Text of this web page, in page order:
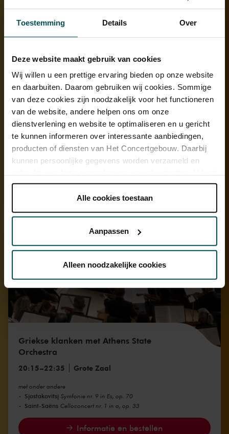
Toestemming Details Over
Deze website maakt gebruik van cookies
Wij willen u een prettige ervaring bieden op onze website
en daarbuiten. Daarom gebruiken wij cookies. Sommige
van deze cookies zijn noodzakelijk voor het functioneren
van de website, andere helpen ons om onze
dienstverlening en website te optimaliseren en u gericht
te kunnen informeren over interessante aanbiedingen,
producten of diensten van Het Concertgebouw. Daarbij
kunnen persoonlijke gegevens worden verzameld en
onder 'aanpassen' zelf welke cookies wij mogen
Lees onze cookieverklaring hier. Lees onze
Via decookieverklaringop onze website kunt u uw
We werken samen met 32 derden
die uw gegevens
kunnen ontvangen en verwerken.
Alle cookies toestaan
Aanpassen
Alleen noodzakelijke cookies
Nikola Meeuwsen speelt Rachmaninoffs
Pianoconcert nr. 2
11:00 12:00 Grote Zaal
met onder andere
Rachmaninoff Pianoconcert nr. 2 in c, op. 18
Wagner Vorspiel Tannhäuser, WWV 70
Meer informatie
Griekse klanken met Athens State
Orchestra
20:15–22:35 Grote Zaal
met onder andere
Sjostakovitsj Symfonie nr. 9 in Es, op. 70
Saint-Saëns Celloconcert nr. 1 in a, op. 33
Informatie en bestellen